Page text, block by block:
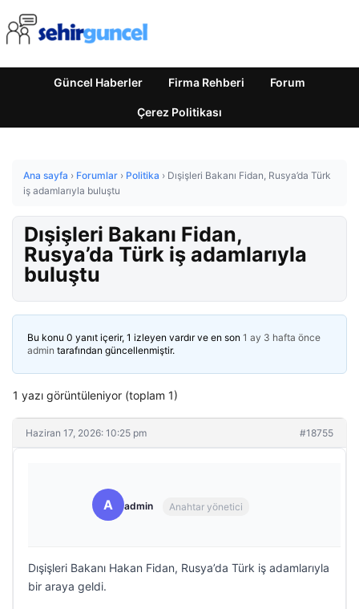
Güncel Haberler Firma Rehberi Forum
Çerez Politikası
Ana sayfa › Forumlar › Politika › Dışişleri Bakanı Fidan, Rusya’da Türk
iş adamlarıyla buluştu
Dışişleri Bakanı Fidan,
Rusya’da Türk iş adamlarıyla
buluştu
Bu konu 0 yanıt içerir, 1 izleyen vardır ve en son 1 ay 3 hafta önce
admin tarafından güncellenmiştir.
1 yazı görüntüleniyor (toplam 1)
Haziran 17, 2026: 10:25 pm #18755
A admin Anahtar yönetici
Dışişleri Bakanı Hakan Fidan, Rusya’da Türk iş adamlarıyla
bir araya geldi.